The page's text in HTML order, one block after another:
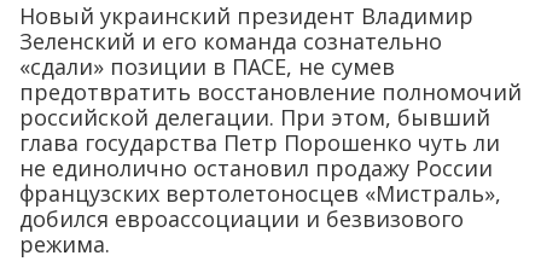
Новый украинский президент Владимир
Зеленский и его команда сознательно
«сдали» позиции в ПАСЕ, не сумев
предотвратить восстановление полномочий
российской делегации. При этом, бывший
глава государства Петр Порошенко чуть ли
не единолично остановил продажу России
французских вертолетоносцев «Мистраль»,
добился евроассоциации и безвизового
режима.